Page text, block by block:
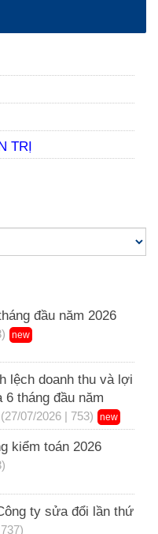
TRỊ
đầu năm 2026
new
lệch doanh thu và lợi
6 tháng đầu năm
(27/07/2026 | 753) new
kiểm toán 2026
ty sửa đổi lần thứ